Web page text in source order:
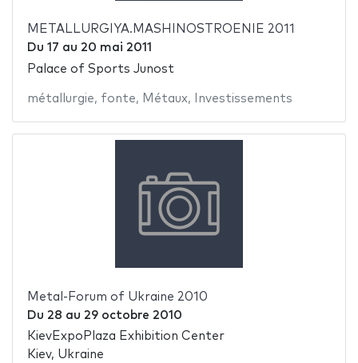
METALLURGIYA.MASHINOSTROENIE 2011
Du 17 au 20 mai 2011
Palace of Sports Junost
métallurgie, fonte, Métaux, Investissements
Metal-Forum of Ukraine 2010
Du 28 au 29 octobre 2010
KievExpoPlaza Exhibition Center
Kiev, Ukraine